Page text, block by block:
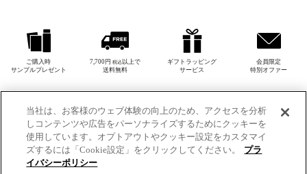
ご購入時
サンプルプレゼント
7,700円 税込以上で
送料無料
ギフトラッピング
サービス
会員限定
特別オファー
POINT
MAKEUP
BASE
MAKEUP
当社は、お客様のウェブ体験の向上のため、アクセスを分析
しコンテンツや広告をパーソナライズするためにクッキーを
使用しています。オプトアウトやクッキー設定をカスタマイ
ズするには「Cookie設定」をクリックしてください。
プラ
イバシーポリシー